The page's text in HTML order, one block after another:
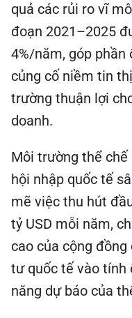
quả các rủi ro vĩ
đoạn 2021–2025
4%/năm, góp phần
củng cố niềm tin
trường thuận lợi
doanh.
Môi trường thể chế
hội nhập quốc tế
mẽ việc thu hút
tỷ USD mỗi năm,
cao của cộng
tư quốc tế vào tính
năng dự báo của